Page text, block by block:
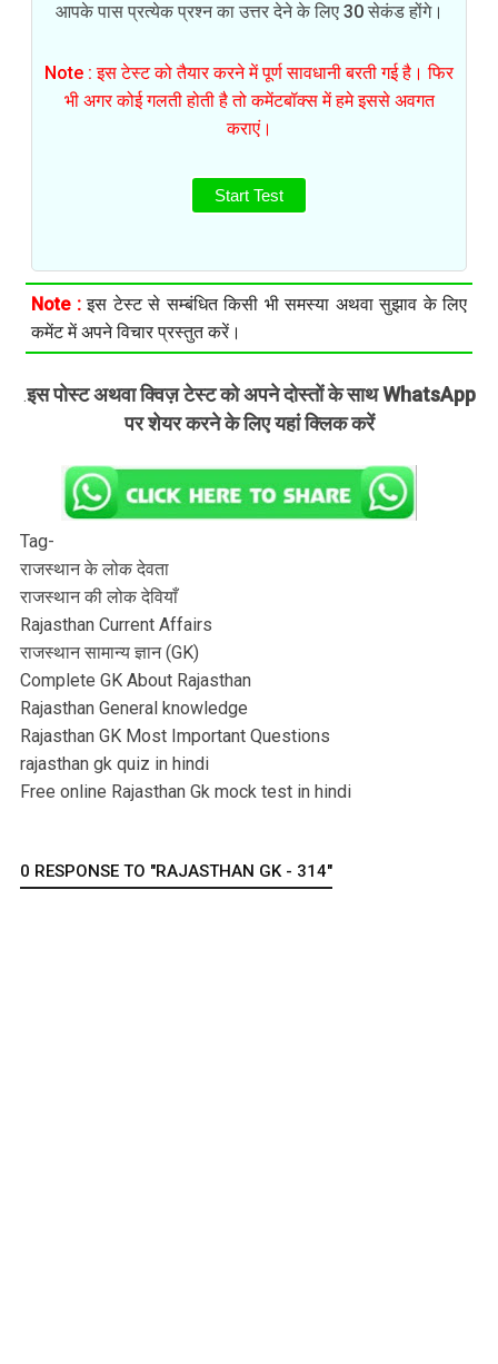
आपके पास प्रत्येक प्रश्न का उत्तर देने के लिए 30 सेकंड होंगे।
Note : इस टेस्ट को तैयार करने में पूर्ण सावधानी बरती गई है। फिर
भी अगर कोई गलती होती है तो कमेंटबॉक्स में हमे इससे अवगत
कराएं।
Start Test
Note :इस टेस्ट से सम्बंधित किसी भी समस्या अथवा सुझाव के लिए
कमेंट में अपने विचार प्रस्तुत करें।
.इस पोस्ट अथवा क्विज़ टेस्ट को अपने दोस्तों के साथ WhatsApp
पर शेयर करने के लिए यहां क्लिक करें
Tag-
राजस्थान के लोक देवता
राजस्थान की लोक देवियाँ
Rajasthan Current Affairs
राजस्थान सामान्य ज्ञान (GK)
Complete GK About Rajasthan
Rajasthan General knowledge
Rajasthan GK Most Important Questions
rajasthan gk quiz in hindi
Free online Rajasthan Gk mock test in hindi
0 RESPONSE TO "RAJASTHAN GK - 314"